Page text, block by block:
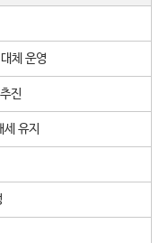
체 운영
진
유지